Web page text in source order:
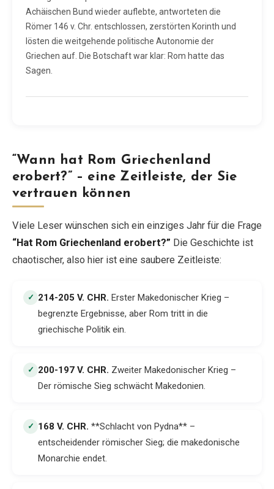
Achäischen Bund wieder auflebte, antworteten die
Römer 146 v. Chr. entschlossen, zerstörten Korinth und
lösten die weitgehende politische Autonomie der
Griechen auf. Die Botschaft war klar: Rom hatte das
Sagen.
“Wann hat Rom Griechenland
erobert?” – eine Zeitleiste, der Sie
vertrauen können
Viele Leser wünschen sich ein einziges Jahr für die Frage
“Hat Rom Griechenland erobert?” Die Geschichte ist
chaotischer, also hier ist eine saubere Zeitleiste:
✓ 214-205 V. CHR. Erster Makedonischer Krieg –
begrenzte Ergebnisse, aber Rom tritt in die
griechische Politik ein.
✓ 200-197 V. CHR. Zweiter Makedonischer Krieg –
Der römische Sieg schwächt Makedonien.
✓ 168 V. CHR. **Schlacht von Pydna** –
entscheidender römischer Sieg; die makedonische
Monarchie endet.